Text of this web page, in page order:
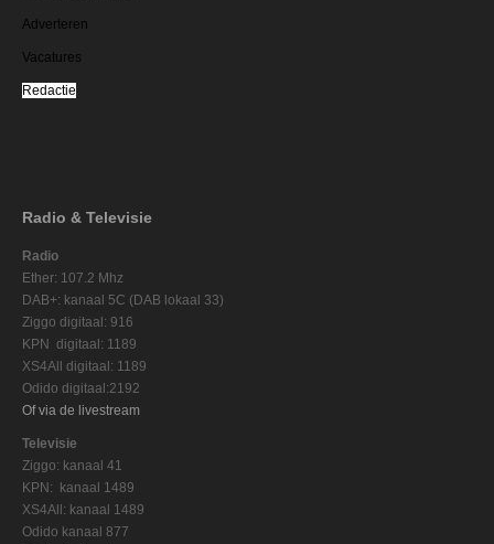
Adverteren
Vacatures
Redactie
Radio & Televisie
Radio
Ether: 107.2 Mhz
DAB+: kanaal 5C (DAB lokaal 33)
Ziggo digitaal: 916
KPN digitaal: 1189
XS4All digitaal: 1189
Odido digitaal:2192
Of via de livestream
Televisie
Ziggo: kanaal 41
KPN: kanaal 1489
XS4All: kanaal 1489
Odido kanaal 877